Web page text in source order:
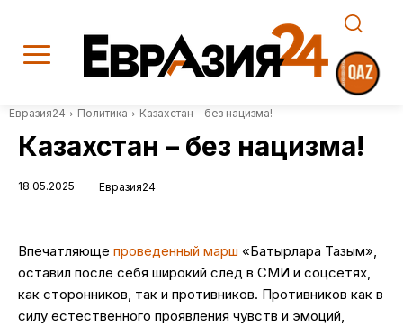
Евразия24 Политика Казахстан – без нацизма!
Казахстан – без нацизма!
18.05.2025 Евразия24
Впечатляюще проведенный марш «Батырларға Тағзым»,
оставил после себя широкий след в СМИ и соцсетях,
как сторонников, так и противников. Противников как в
силу естественного проявления чувств и эмоций,